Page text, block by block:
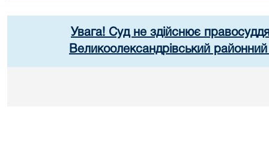
Увага! Суд не здійснює
Великоолександрівський